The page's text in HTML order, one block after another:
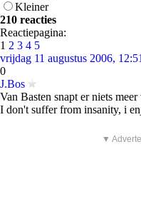
Kleiner
210 reacties
Reactiepagina:
1 2 3 4 5
vrijdag 11 augustus 2006,
0
J.Bos
Van Basten snapt er niets meer
I don't suffer from insanity, i
▼